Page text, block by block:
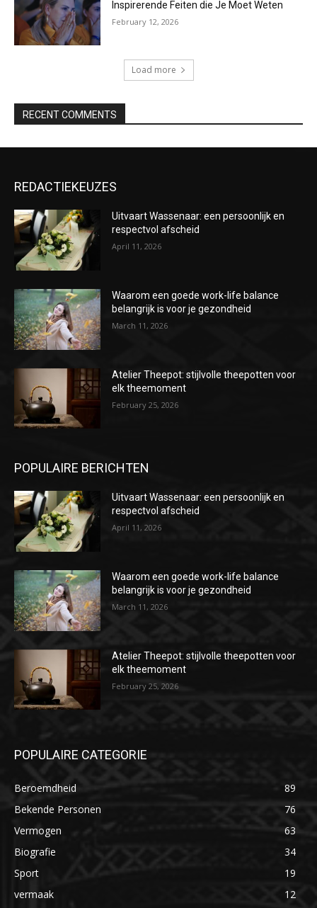
Inspirerende Feiten die Je Moet Weten
February 12, 2026
Load more
RECENT COMMENTS
REDACTIEKEUZES
Uitvaart Wassenaar: een persoonlijk en
respectvol afscheid
April 11, 2026
Waarom een goede work-life balance
belangrijk is voor je gezondheid
March 11, 2026
Atelier Theepot: stijlvolle theepotten voor
elk theemoment
February 25, 2026
POPULAIRE BERICHTEN
Uitvaart Wassenaar: een persoonlijk en
respectvol afscheid
April 11, 2026
Waarom een goede work-life balance
belangrijk is voor je gezondheid
March 11, 2026
Atelier Theepot: stijlvolle theepotten voor
elk theemoment
February 25, 2026
POPULAIRE CATEGORIE
Beroemdheid
89
Bekende Personen
76
Vermogen
63
Biografie
34
Sport
19
vermaak
12